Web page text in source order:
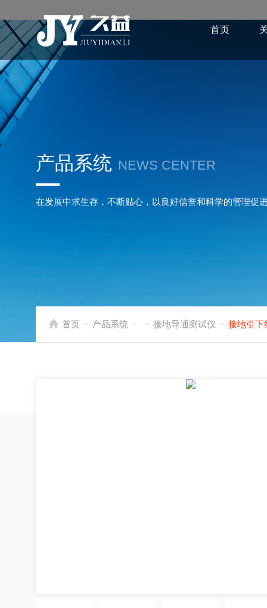
首页
产品系统 NEWS CENTER
在发展中求生存，不断贴心，以良好信誉和科学的管理促
首页 - 产品系统 - - 接地导通测试仪 - 接地引下